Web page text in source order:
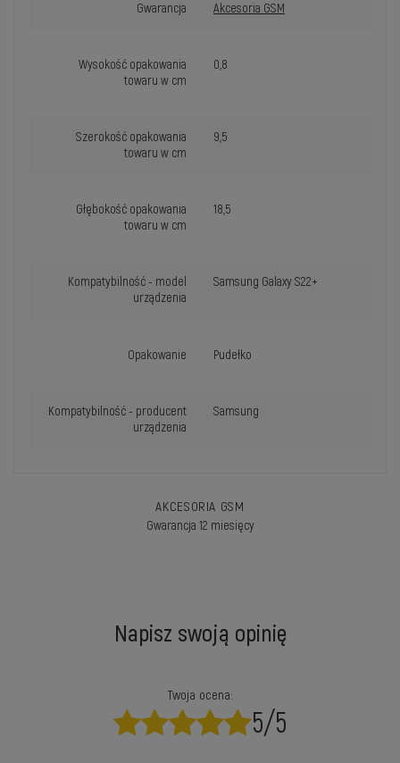
Gwarancja Akcesoria GSM
Wysokość opakowania
towaru w cm
0,8
Szerokość opakowania
towaru w cm
9,5
Głębokość opakowania
towaru w cm
18,5
Kompatybilność - model
urządzenia
Samsung Galaxy S22+
Opakowanie Pudełko
Kompatybilność - producent
urządzenia
Samsung
AKCESORIA GSM
Gwarancja 12 miesięcy
Napisz swoją opinię
Twoja ocena:
5/5